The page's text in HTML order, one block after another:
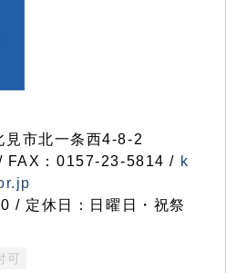
市北一条西4-8-2
FAX：0157-23-5814 / k
/ 定休日：日曜日・祝祭
可